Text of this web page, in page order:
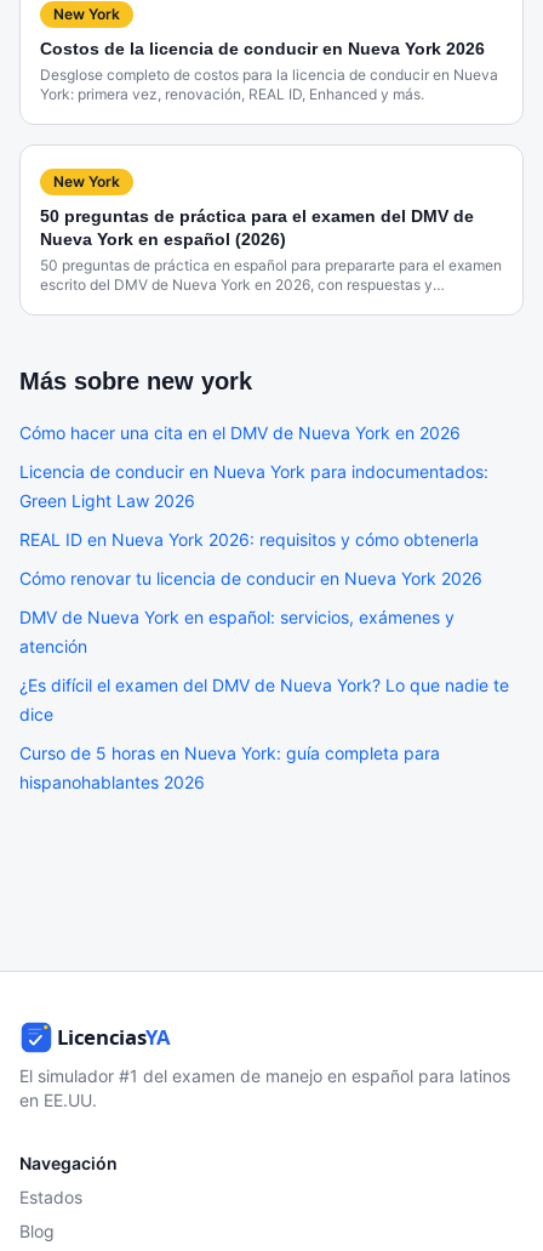
New York
Costos de la licencia de conducir en Nueva York 2026
Desglose completo de costos para la licencia de conducir en Nueva
York: primera vez, renovación, REAL ID, Enhanced y más.
New York
50 preguntas de práctica para el examen del DMV de
Nueva York en español (2026)
50 preguntas de práctica en español para prepararte para el examen
escrito del DMV de Nueva York en 2026, con respuestas y
Más sobre new york
Cómo hacer una cita en el DMV de Nueva York en 2026
Licencia de conducir en Nueva York para indocumentados:
Green Light Law 2026
REAL ID en Nueva York 2026: requisitos y cómo obtenerla
Cómo renovar tu licencia de conducir en Nueva York 2026
DMV de Nueva York en español: servicios, exámenes y
atención
¿Es difícil el examen del DMV de Nueva York? Lo que nadie te
dice
Curso de 5 horas en Nueva York: guía completa para
hispanohablantes 2026
El simulador #1 del examen de manejo en español para latinos
en EE.UU.
Navegación
Estados
Blog